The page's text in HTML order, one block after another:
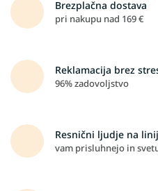
Brezplačna dostava
pri nakupu nad 169 €
Reklamacija brez
96% zadovoljstvo
Resnični ljudje na
vam prisluhnejo in